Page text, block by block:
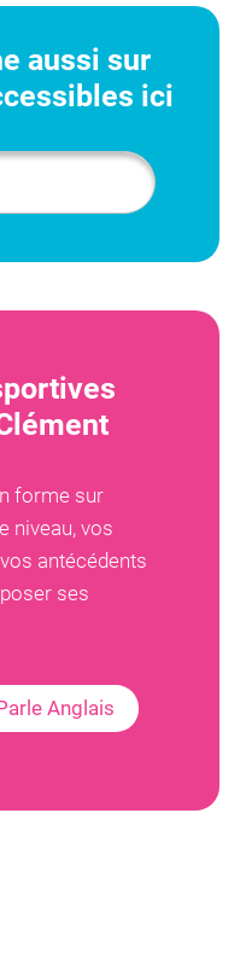
aussi sur
ici
forme sur
niveau, vos
antécédents
ses
Anglais